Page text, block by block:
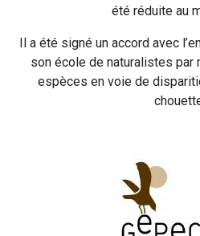
été réduite au
Il a été signé un accord avec
son école de naturalistes par
espèces en voie de